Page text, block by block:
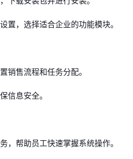
置，选择适合企业的功能模块。
销售流程和任务分配。
信息安全。
，帮助员工快速掌握系统操作。